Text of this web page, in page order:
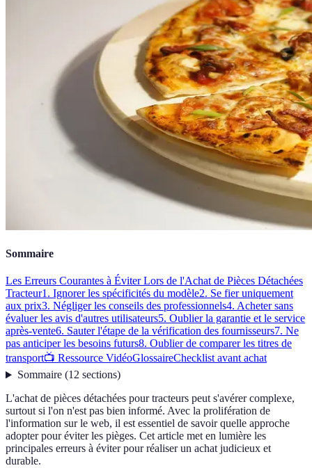
Sommaire
Les Erreurs Courantes à Éviter Lors de l'Achat de Pièces Détachées
Tracteur1. Ignorer les spécificités du modèle2. Se fier uniquement
aux prix3. Négliger les conseils des professionnels4. Acheter sans
évaluer les avis d'autres utilisateurs5. Oublier la garantie et le service
après-vente6. Sauter l'étape de la vérification des fournisseurs7. Ne
pas anticiper les besoins futurs8. Oublier de comparer les titres de
transport📺 Ressource VidéoGlossaireChecklist avant achat
Sommaire(12 sections)
L'achat de pièces détachées pour tracteurs peut s'avérer complexe,
surtout si l'on n'est pas bien informé. Avec la prolifération de
l'information sur le web, il est essentiel de savoir quelle approche
adopter pour éviter les pièges. Cet article met en lumière les
principales erreurs à éviter pour réaliser un achat judicieux et
durable.